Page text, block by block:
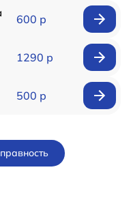
600 р
1290 р
500 р